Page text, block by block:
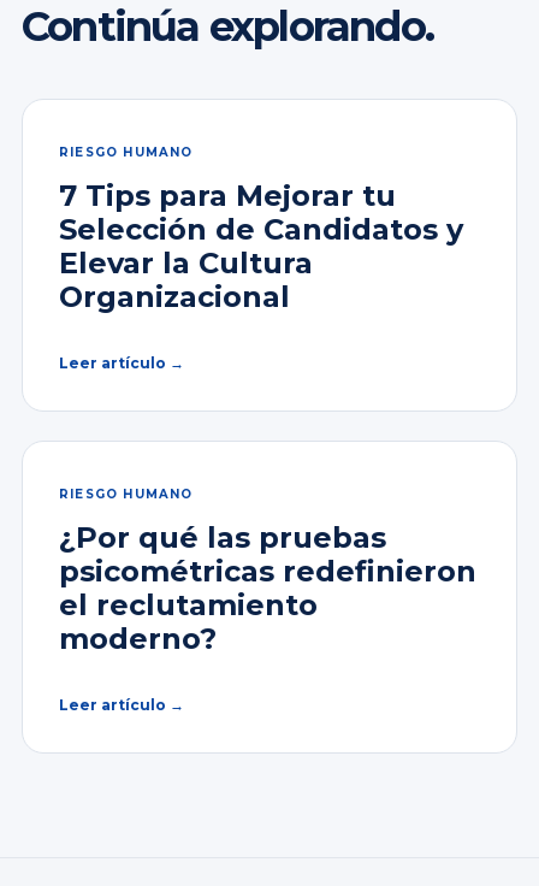
Continúa explorando.
RIESGO HUMANO
7 Tips para Mejorar tu
Selección de Candidatos y
Elevar la Cultura
Organizacional
Leer artículo →
RIESGO HUMANO
¿Por qué las pruebas
psicométricas redefinieron
el reclutamiento
moderno?
Leer artículo →